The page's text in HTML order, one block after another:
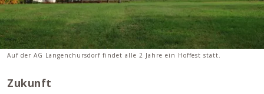
Auf der AG Langenchursdorf findet alle 2 Jahre ein Hoffest statt.
Zukunft